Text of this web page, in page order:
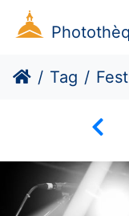
Tag Festival